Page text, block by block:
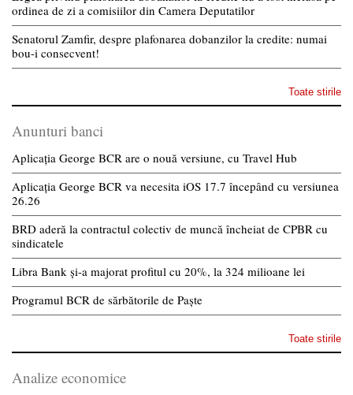
ordinea de zi a comisiilor din Camera Deputatilor
Senatorul Zamfir, despre plafonarea dobanzilor la credite: numai
bou-i consecvent!
Toate stirile
Anunturi banci
Aplicația George BCR are o nouă versiune, cu Travel Hub
Aplicația George BCR va necesita iOS 17.7 începând cu versiunea
26.26
BRD aderă la contractul colectiv de muncă încheiat de CPBR cu
sindicatele
Libra Bank și-a majorat profitul cu 20%, la 324 milioane lei
Programul BCR de sărbătorile de Paște
Toate stirile
Analize economice